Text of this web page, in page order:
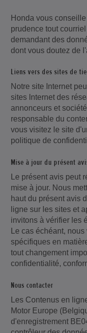
Honda vous
prudence tout
demandant des
dont vous doutez de
Liens vers des sites de
Notre site Internet
sites Internet des
annonceurs et
responsable du
vous visitez le site
politique de
Mise à jour du présent
Le présent avis peut
mise à jour. Nous
haut du présent avis
ligne sur les sites et
invitons à vérifier les
Le cas échéant,
spécifiques en
tout changement
confidentialité,
Nous contacter
Les Contenus en
Motor Europe
d'enregistrement